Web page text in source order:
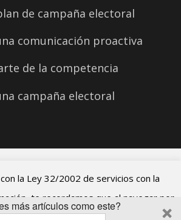
más artículos como este?
de campaña electoral
comunicación proactiva
de la competencia
campaña electoral
Carles Aparicio
la Ley 32/2002 de servicios con la
te recordamos que al navegar por
estás aceptando el uso de cookies.